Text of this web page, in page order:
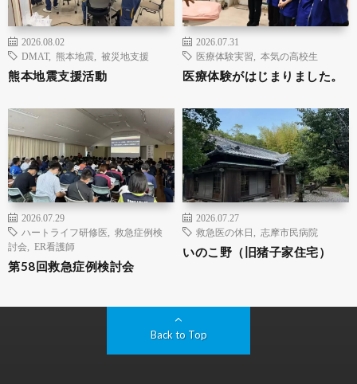
2026.08.02
DMAT, 熊本地震 被災地支援
熊本地震支援活動
2026.07.31
医療体験実習
本気の高校生
医療体験がはじまりました。
2026.07.29
ハートライフ研修医
救急症例検
討会
ER看護師
第58回救急症例検討会
2026.07.27
救急医の休日
志摩市民病院
いのこ野（旧猪子家住宅）
Back to Top